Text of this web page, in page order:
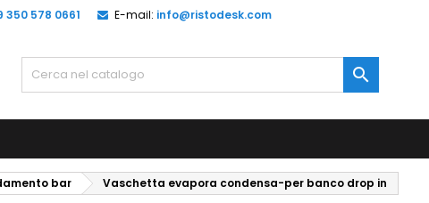
350 578 0661 E-mail: info@ristodesk.com

bar Vaschetta evapora condensa-per banco drop in